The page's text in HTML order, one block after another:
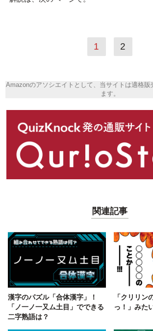
1 2
Amazonのアソシエイトとして、当サイトは適格販
ます。
関連記事
漢字のパズル「合体漢字」！
「ノ一ノ一又ム土目」でできる
二字熟語は？
「クリリン
っ！」みた